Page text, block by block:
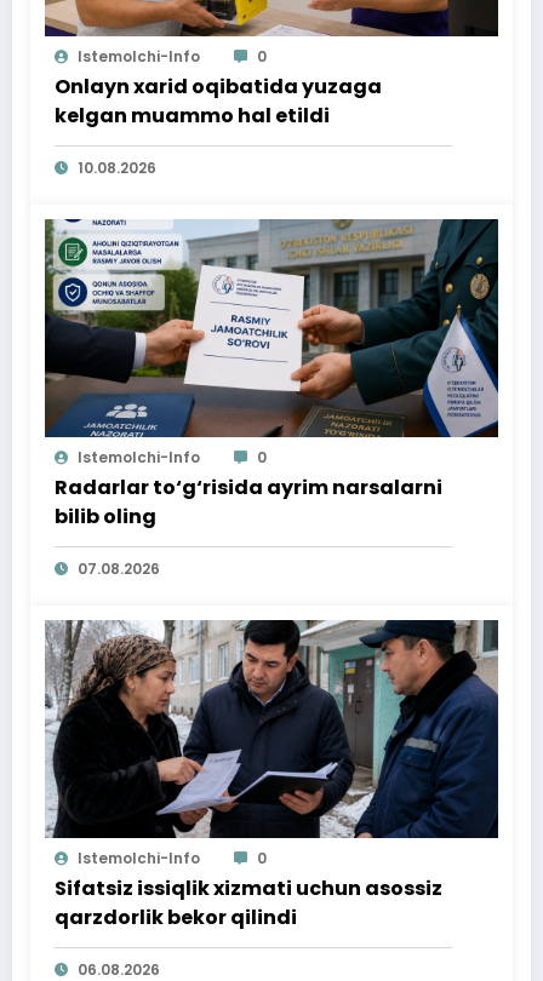
Istemolchi-Info 0
Onlayn xarid oqibatida yuzaga
kelgan muammo hal etildi
10.08.2026
Istemolchi-Info 0
Radarlar to‘g‘risida ayrim narsalarni
bilib oling
07.08.2026
Istemolchi-Info 0
Sifatsiz issiqlik xizmati uchun asossiz
qarzdorlik bekor qilindi
06.08.2026